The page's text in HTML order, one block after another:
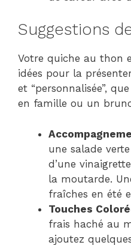
Suggestions
Votre quiche au thon
idées pour la
et “personnalisée”,
en famille ou un
une salade
d’une
la moutarde.
fraîches en été
Touches
frais haché au
ajoutez